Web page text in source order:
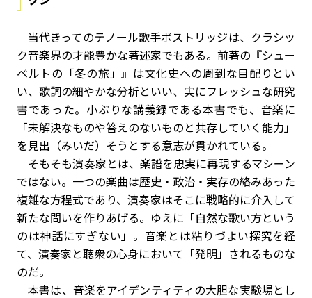
当代きってのテノール歌手ボストリッジは、クラシッ
ク音楽界の才能豊かな著述家でもある。前著の『シュー
ベルトの「冬の旅」』は文化史への周到な目配りとい
い、歌詞の細やかな分析といい、実にフレッシュな研究
書であった。小ぶりな講義録である本書でも、音楽に
「未解決なものや答えのないものと共存していく能力」
を見出（みいだ）そうとする意志が貫かれている。
そもそも演奏家とは、楽譜を忠実に再現するマシーン
ではない。一つの楽曲は歴史・政治・実存の絡みあった
複雑な方程式であり、演奏家はそこに戦略的に介入して
新たな問いを作りあげる。ゆえに「自然な歌い方という
のは神話にすぎない」。音楽とは粘りづよい探究を経
て、演奏家と聴衆の心身において「発明」されるものな
のだ。
本書は、音楽をアイデンティティの大胆な実験場とし